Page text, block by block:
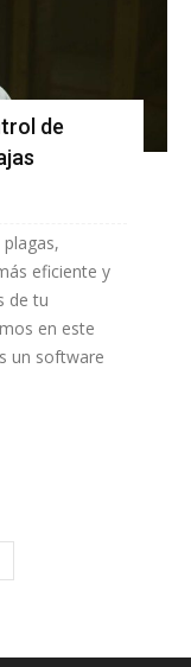
de
eficiente y
de tu
en este
un software